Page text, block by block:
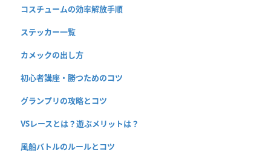
コスチュームの効率解放手順
ステッカー一覧
カメックの出し方
初心者講座・勝つためのコツ
グランプリの攻略とコツ
VSレースとは？遊ぶメリットは？
風船バトルのルールとコツ